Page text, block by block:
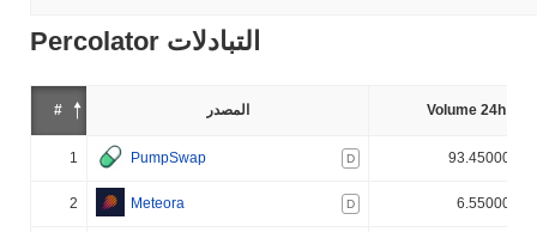
Percolator التبادلات
# المصدر Volume 24h (%)
1 PumpSwap D 93.450000%
2 Meteora D 6.550000%